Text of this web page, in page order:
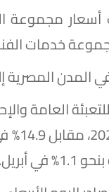
خلال مايو.. وارتفاعه الشهري
العامة
إلى